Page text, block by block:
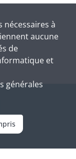
nécessaires à
aucune
de
et
générales